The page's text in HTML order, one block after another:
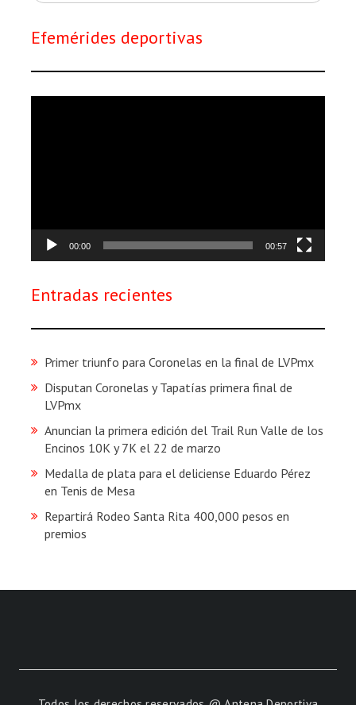
Efemérides deportivas
00:00 00:57
Entradas recientes
Primer triunfo para Coronelas en la final de LVPmx
Disputan Coronelas y Tapatías primera final de
LVPmx
Anuncian la primera edición del Trail Run Valle de los
Encinos 10K y 7K el 22 de marzo
Medalla de plata para el deliciense Eduardo Pérez
en Tenis de Mesa
Repartirá Rodeo Santa Rita 400,000 pesos en
premios